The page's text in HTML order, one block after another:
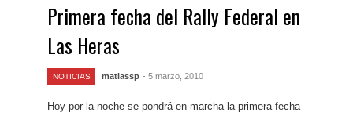
Primera fecha del Rally Federal en
Las Heras
NOTICIAS matiassp - 5 marzo, 2010
Hoy por la noche se pondrá en marcha la primera fecha